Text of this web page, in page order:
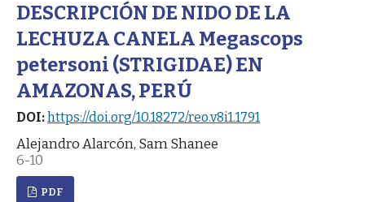
DESCRIPCIÓN DE NIDO DE LA
LECHUZA CANELA Megascops
petersoni (STRIGIDAE) EN
AMAZONAS, PERÚ
DOI:https://doi.org/10.18272/reo.v8i1.1791
Alejandro Alarcón, Sam Shanee
6-10
PDF